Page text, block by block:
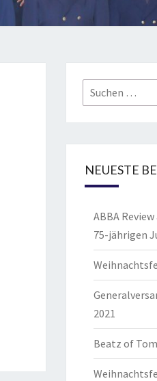
Suchen
nach:
NEUESTE
ABBA
75-jährigen
2021
Beatz of